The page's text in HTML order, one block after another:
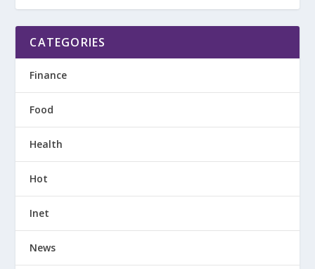
CATEGORIES
Finance
Food
Health
Hot
Inet
News